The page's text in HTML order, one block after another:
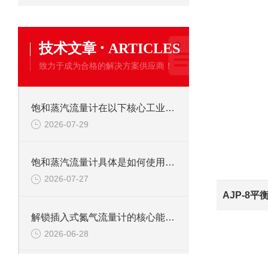
技术文章 · ARTICLES
致力于成为合格的解决方案供应商！
饱和蒸汽流量计在以下核心工业领域发挥着关键作用
2026-07-29
饱和蒸汽流量计具体是如何使用的呢？
2026-07-27
解锁插入式氮气流量计的核心能力：它如何为氮气计量“保驾护航”？
2026-06-28
AJP-8平